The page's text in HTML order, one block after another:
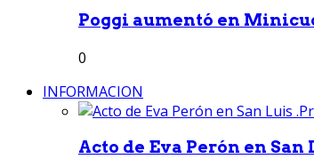
Poggi aumentó en
0
INFORMACION
Acto de Eva Perón en